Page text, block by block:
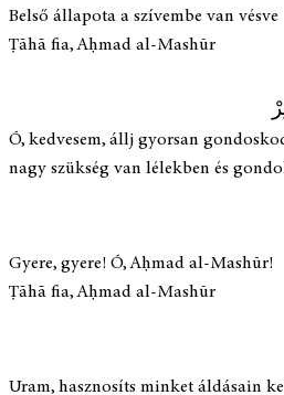
Belső állapota a szívembe van vésve
Ṭāhā fia, Aḥmad al-Mashūr
Ó, kedvesem, állj gyorsan
nagy szükség van lélekben és
Gyere, gyere! Ó, Aḥmad al-Mashūr!
Ṭāhā fia, Aḥmad al-Mashūr
Uram, hasznosíts minket áldásain